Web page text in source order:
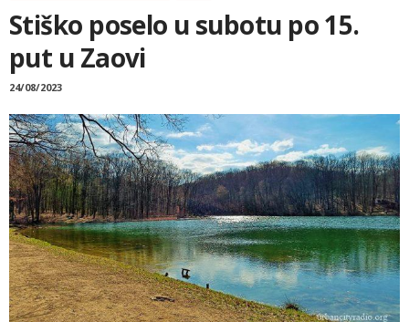
Stiško poselo u subotu po 15.
put u Zaovi
24/08/2023